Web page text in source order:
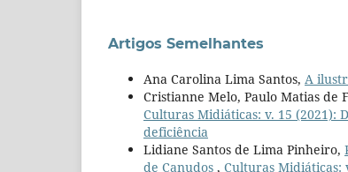
Artigos Semelhantes
Ana Carolina Lima Santos, A
Cristianne Melo, Paulo Matias de
Culturas Midiáticas: v. 15 (2021):
deficiência
Lidiane Santos de Lima Pinheiro,
de Canudos , Culturas Midiáticas: